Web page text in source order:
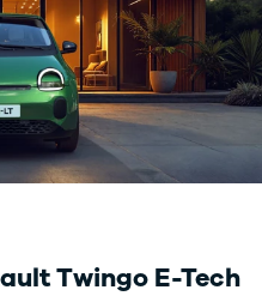
Twingo E-Tech